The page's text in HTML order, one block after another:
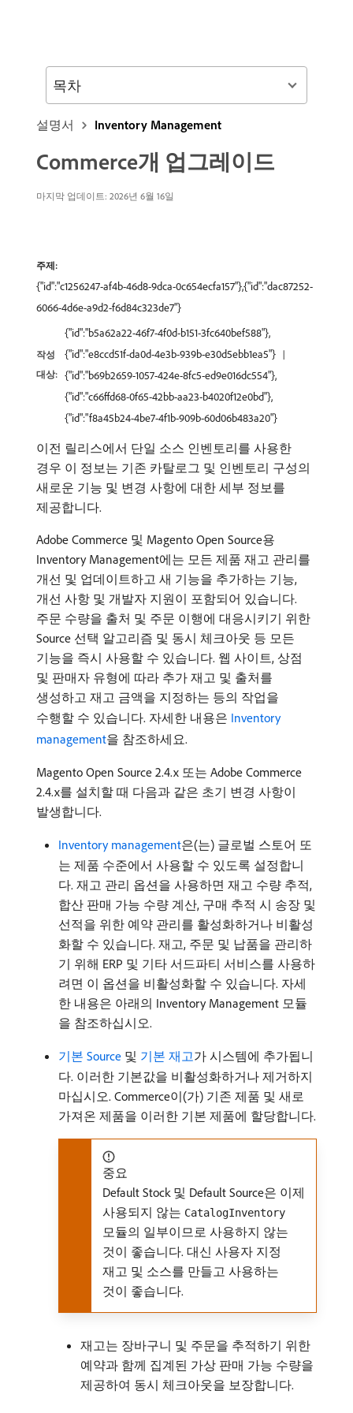
설명서 Inventory Management
Commerce개 업그레이드
마지막 업데이트: 2026년 6월 16일
주제:
{"id":"c1256247-af4b-46d8-9dca-0c654ecfa157"},{"id":"dac87252-
6066-4d6e-a9d2-f6d84c323de7"}
작성
대상:
{"id":"b5a62a22-46f7-4f0d-b151-3fc640bef588"},
{"id":"e8ccd51f-da0d-4e3b-939b-e30d5ebb1ea5"}
{"id":"b69b2659-1057-424e-8fc5-ed9e016dc554"},
{"id":"c66ffd68-0f65-42bb-aa23-b4020f12e0bd"},
{"id":"f8a45b24-4be7-4f1b-909b-60d06b483a20"}
이전 릴리스에서 단일 소스 인벤토리를 사용한
경우 이 정보는 기존 카탈로그 및 인벤토리 구성의
새로운 기능 및 변경 사항에 대한 세부 정보를
제공합니다.
Adobe Commerce 및 Magento Open Source용
Inventory Management에는 모든 제품 재고 관리를
개선 및 업데이트하고 새 기능을 추가하는 기능,
개선 사항 및 개발자 지원이 포함되어 있습니다.
주문 수량을 출처 및 주문 이행에 대응시키기 위한
Source 선택 알고리즘 및 동시 체크아웃 등 모든
기능을 즉시 사용할 수 있습니다. 웹 사이트, 상점
및 판매자 유형에 따라 추가 재고 및 출처를
생성하고 재고 금액을 지정하는 등의 작업을
수행할 수 있습니다. 자세한 내용은 Inventory
management을 참조하세요.
Magento Open Source 2.4.x 또는 Adobe Commerce
2.4.x를 설치할 때 다음과 같은 초기 변경 사항이
발생합니다.
Inventory management은(는) 글로벌 스토어 또
는 제품 수준에서 사용할 수 있도록 설정합니
다. 재고 관리 옵션을 사용하면 재고 수량 추적,
합산 판매 가능 수량 계산, 구매 추적 시 송장 및
선적을 위한 예약 관리를 활성화하거나 비활성
화할 수 있습니다. 재고, 주문 및 납품을 관리하
기 위해 ERP 및 기타 서드파티 서비스를 사용하
려면 이 옵션을 비활성화할 수 있습니다. 자세
한 내용은 아래의 Inventory Management 모듈
을 참조하십시오.
기본 Source 및 기본 재고가 시스템에 추가됩니
다. 이러한 기본값을 비활성화하거나 제거하지
마십시오. Commerce이(가) 기존 제품 및 새로
가져온 제품을 이러한 기본 제품에 할당합니다.
중요
Default Stock 및 Default Source은 이제
사용되지 않는 CatalogInventory
모듈의 일부이므로 사용하지 않는
것이 좋습니다. 대신 사용자 지정
재고 및 소스를 만들고 사용하는
것이 좋습니다.
재고는 장바구니 및 주문을 추적하기 위한
예약과 함께 집계된 가상 판매 가능 수량을
제공하여 동시 체크아웃을 보장합니다.
목차